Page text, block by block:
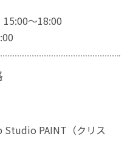
15:00～18:00
Studio PAINT（クリス